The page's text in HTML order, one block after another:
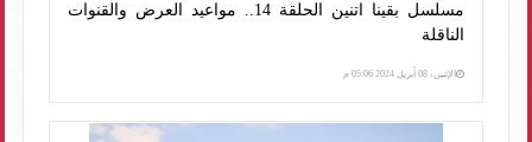
مسلسل بقينا اتنين الحلقة 14.. مواعيد العرض والقنوات
الناقلة
الإثنين، 08 أبريل 2024 05:06 م